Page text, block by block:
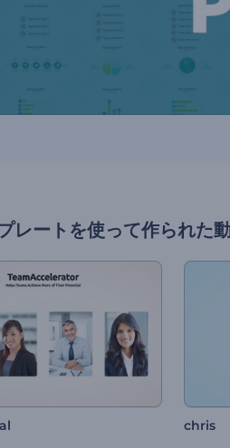
レートを使って作られた
chris